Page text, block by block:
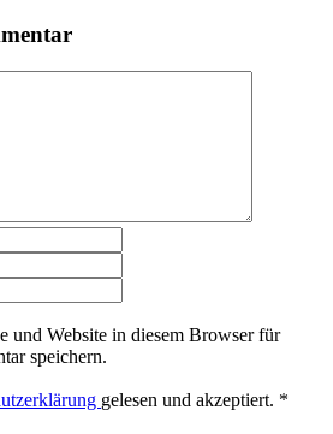
und Website in diesem Browser für
speichern.
gelesen und akzeptiert. *